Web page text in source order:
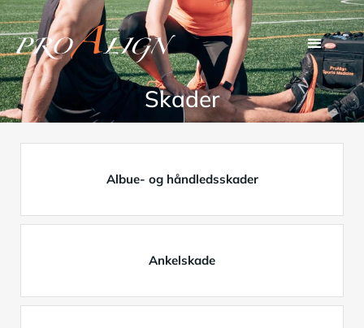
Skader
Albue- og håndledsskader
Ankelskade